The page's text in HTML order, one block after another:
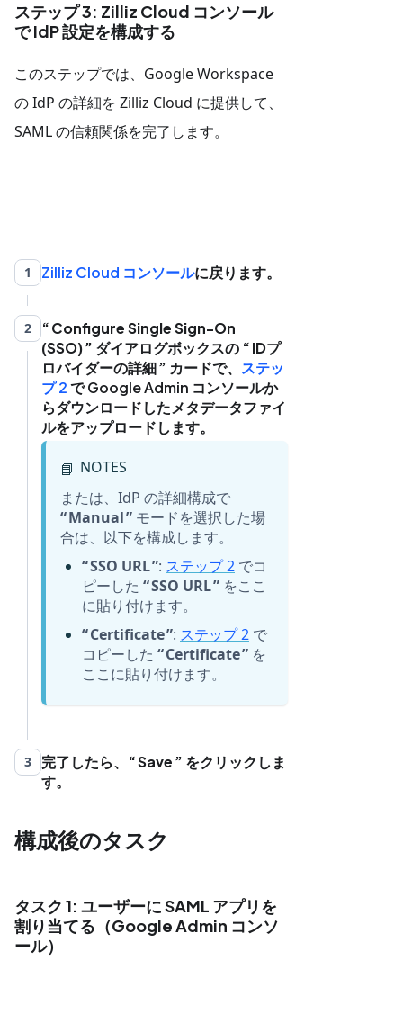
ステップ 3: Zilliz Cloud コンソール
で IdP 設定を構成する
このステップでは、Google Workspace
の IdP の詳細を Zilliz Cloud に提供して、
SAML の信頼関係を完了します。
1 Zilliz Cloud コンソールに戻ります。
2
Configure Single Sign-On
(SSO)
ダイアログボックスの
IDプ
ロバイダーの詳細
カードで、 ステッ
プ 2で Google Admin コンソールか
らダウンロードしたメタデータファイ
ルをアップロードします。
📘 NOTES
または、IdP の詳細構成で
Manual
モードを選択した場
合は、以下を構成します。
SSO URL : ステップ 2 でコ
ピーした
SSO URL
をここ
に貼り付けます。
Certificate : ステップ 2 で
コピーした
Certificate
を
ここに貼り付けます。
3 完了したら、 Save
をクリックしま
す。
構成後のタスク
タスク 1: ユーザーに SAML アプリを
割り当てる（Google Admin コンソ
ール）